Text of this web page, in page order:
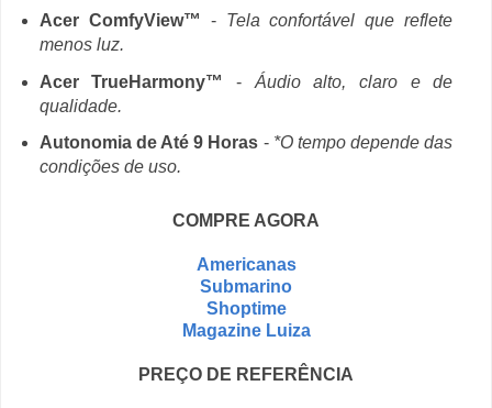
Acer ComfyView™ - Tela confortável que reflete
menos luz.
Acer TrueHarmony™
- Áudio alto, claro e de
qualidade.
Autonomia de Até 9 Horas - *O tempo depende das
condições de uso.
COMPRE AGORA
Americanas
Submarino
Shoptime
Magazine Luiza
PREÇO DE REFERÊNCIA